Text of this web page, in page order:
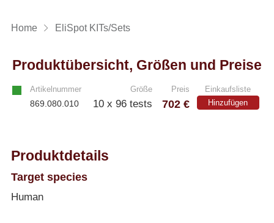
Home EliSpot KITs/Sets
Produktübersicht, Größen und Preise
Artikelnummer Größe Preis Einkaufsliste
869.080.010 10 x 96 tests 702 € Hinzufügen
Produktdetails
Target species
Human